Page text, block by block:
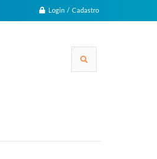
Login / Cadastro